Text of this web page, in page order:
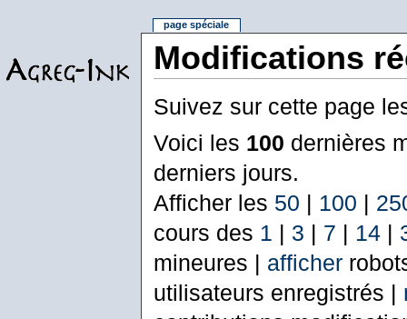
Modifications
Suivez sur cette page
Voici les 100 dernières
derniers jours.
Afficher les 50 | 100 |
cours des 1 | 3 | 7 | 14|
mineures | afficher
utilisateurs enregistrés |
page spéciale